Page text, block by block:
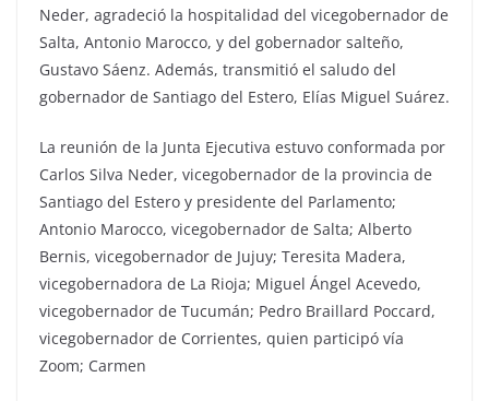
Neder, agradeció la hospitalidad del vicegobernador de
Salta, Antonio Marocco, y del gobernador salteño,
Gustavo Sáenz. Además, transmitió el saludo del
gobernador de Santiago del Estero, Elías Miguel Suárez.
La reunión de la Junta Ejecutiva estuvo conformada por
Carlos Silva Neder, vicegobernador de la provincia de
Santiago del Estero y presidente del Parlamento;
Antonio Marocco, vicegobernador de Salta; Alberto
Bernis, vicegobernador de Jujuy; Teresita Madera,
vicegobernadora de La Rioja; Miguel Ángel Acevedo,
vicegobernador de Tucumán; Pedro Braillard Poccard,
vicegobernador de Corrientes, quien participó vía
Zoom; Carmen